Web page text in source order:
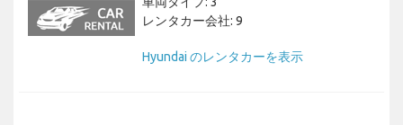
レンタカー会社: 9
Hyundai のレンタカーを表示